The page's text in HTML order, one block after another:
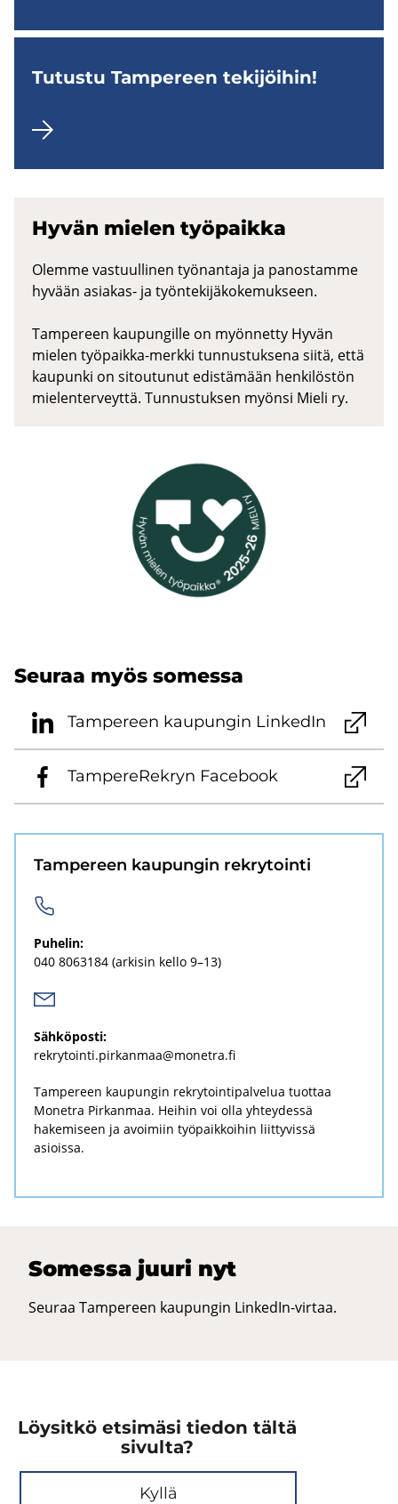
Tu­tus­tu Tam­pe­reen te­ki­jöi­hin!
Hyvän mie­len työ­paik­ka
Olemme vastuullinen työnantaja ja panostamme
hyvään asiakas- ja työntekijäkokemukseen.
Tampereen kaupungille on myönnetty Hyvän
mielen työpaikka-merkki tunnustuksena siitä, että
kaupunki on sitoutunut edistämään henkilöstön
mielenterveyttä. Tunnustuksen myönsi Mieli ry.
Seu­raa myös so­mes­sa
Tam­pe­reen kau­pun­gin Lin­ke­dIn
Tam­pe­re­Rek­ryn Face­book
Tam­pe­reen kau­pun­gin rek­ry­toin­ti
Pu­he­lin:
040 8063184 (ar­ki­sin kello 9–13)
Säh­kö­pos­ti:
rek­ry­toin­ti.pir­kan­maa@mo­net­ra.fi
Tampereen kaupungin rekrytointipalvelua tuottaa
Monetra Pirkanmaa. Heihin voi olla yhteydessä
hakemiseen ja avoimiin työpaikkoihin liittyvissä
asioissa.
So­mes­sa juuri nyt
Seuraa Tampereen kaupungin LinkedIn-virtaa.
Löysitkö etsimäsi tiedon tältä
sivulta?
Kyllä